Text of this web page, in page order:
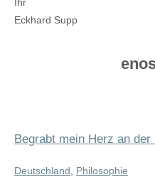
Eckhard Supp
Begrabt mein Herz an
Deutschland Philosophie